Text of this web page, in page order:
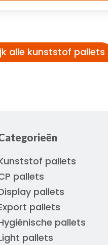
alle kunststof pallets
pallets
pallets
pallets
pallets
pallets
pallets